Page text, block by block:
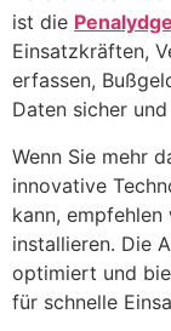
ist die Penalydge
Einsatzkräften,
erfassen,
Daten sicher
Wenn Sie mehr
innovative
kann,
installieren. Die
optimiert und
für schnelle